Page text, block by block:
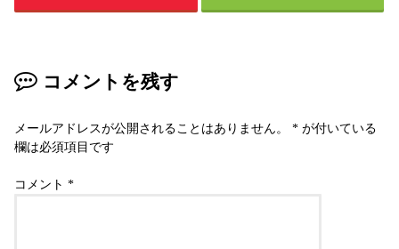
コメントを残す
メールアドレスが公開されることはありません。 * が付いている
欄は必須項目です
コメント*